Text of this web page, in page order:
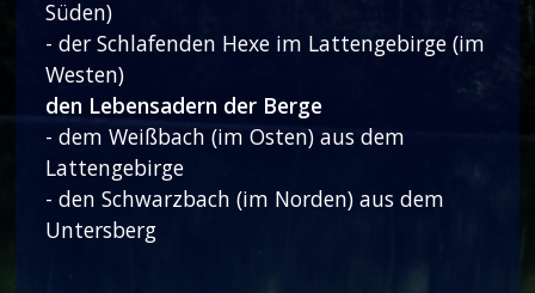
Süden)
- der Schlafenden Hexe im Lattengebirge (im
Westen)
den Lebensadern der Berge
- dem Weißbach (im Osten) aus dem
Lattengebirge
- den Schwarzbach (im Norden) aus dem
Untersberg